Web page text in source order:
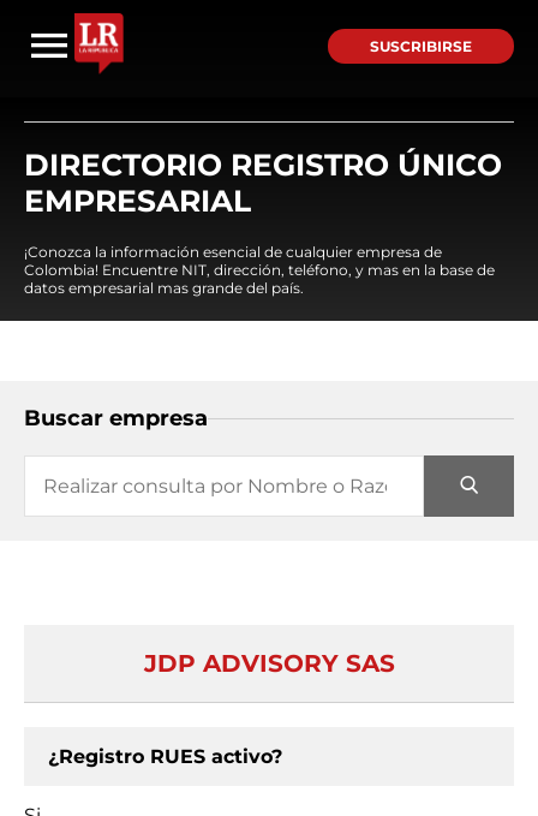
SUSCRIBIRSE
DIRECTORIO REGISTRO ÚNICO
EMPRESARIAL
¡Conozca la información esencial de cualquier empresa de
Colombia! Encuentre NIT, dirección, teléfono, y mas en la base de
datos empresarial mas grande del país.
Buscar empresa
JDP ADVISORY SAS
¿Registro RUES activo?